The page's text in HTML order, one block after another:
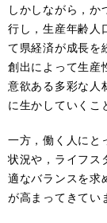
しかしながら，
行し，生産年齢人
て県経済が成長を
創出によって生産
意欲ある多彩な人
に生かしていくこ
一方，働く人にと
状況や，ライフス
適なバランスを求
が高まってきてい